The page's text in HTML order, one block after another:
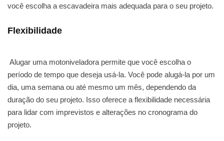
você escolha a escavadeira mais adequada para o seu projeto.
Flexibilidade
Alugar uma motoniveladora permite que você escolha o
período de tempo que deseja usá-la. Você pode alugá-la por um
dia, uma semana ou até mesmo um mês, dependendo da
duração do seu projeto. Isso oferece a flexibilidade necessária
para lidar com imprevistos e alterações no cronograma do
projeto.